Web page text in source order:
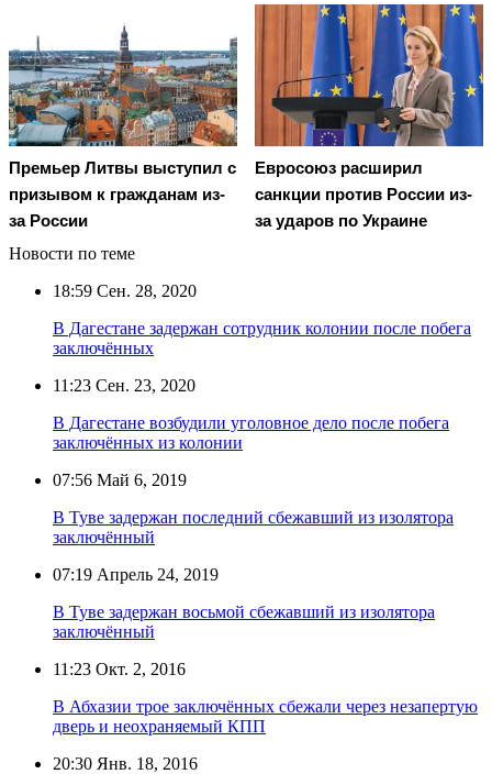
Премьер Литвы выступил с
призывом к гражданам из-
за России
Евросоюз расширил
санкции против России из-
за ударов по Украине
Новости по теме
18:59 Сен. 28, 2020
В Дагестане задержан сотрудник колонии после побега
заключённых
11:23 Сен. 23, 2020
В Дагестане возбудили уголовное дело после побега
заключённых из колонии
07:56 Май 6, 2019
В Туве задержан последний сбежавший из изолятора
заключённый
07:19 Апрель 24, 2019
В Туве задержан восьмой сбежавший из изолятора
заключённый
11:23 Окт. 2, 2016
В Абхазии трое заключённых сбежали через незапертую
дверь и неохраняемый КПП
20:30 Янв. 18, 2016